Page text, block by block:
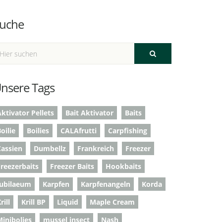
Tags
Pellets Bait Aktivator
Baits
Boilies CALAfrutti
Carpfishing
Dumbellz Frankreich
Freezer
Freezer Baits
Hookbaits
Karpfen Karpfenangeln
Korda
Krill BP Liquid
Maple Cream
mussel insect
Nash